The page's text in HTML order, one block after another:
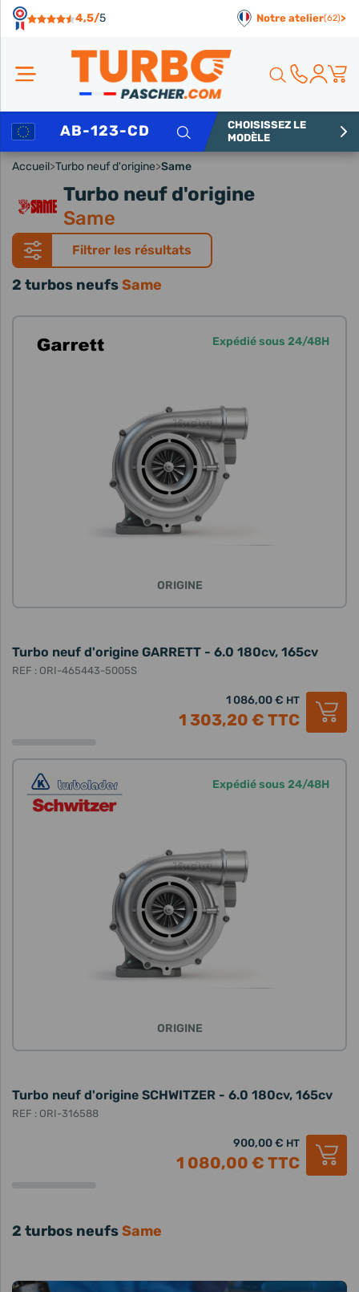
4,5/5 Notre atelier(62)>
Rechercher
CHOISISSEZ LE
MODÈLE
Accueil>Turbo neuf d'origine>Same
Turbo neuf d'origine
Same
Filtrer les résultats
2 turbos neufsSame
Expédié sous 24/48H
ORIGINE
Turbo neuf d'origine GARRETT - 6.0 180cv, 165cv
REF : ORI-465443-5005S
1 086,00 € HT
1 303,20 € TTC
Expédié sous 24/48H
ORIGINE
Turbo neuf d'origine SCHWITZER - 6.0 180cv, 165cv
REF : ORI-316588
900,00 € HT
1 080,00 € TTC
2 turbos neufsSame
Panneau de gestion des cookies